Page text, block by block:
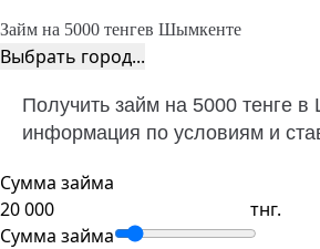
Займ на 5000 тенгев Шымкенте
Выбрать город...
Получить займ на 5000 тенге
информация по условиям и
Сумма займа
тнг.
Сумма займа